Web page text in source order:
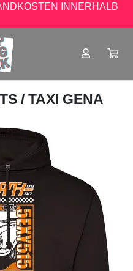
INNERHALB
/ TAXI GENA